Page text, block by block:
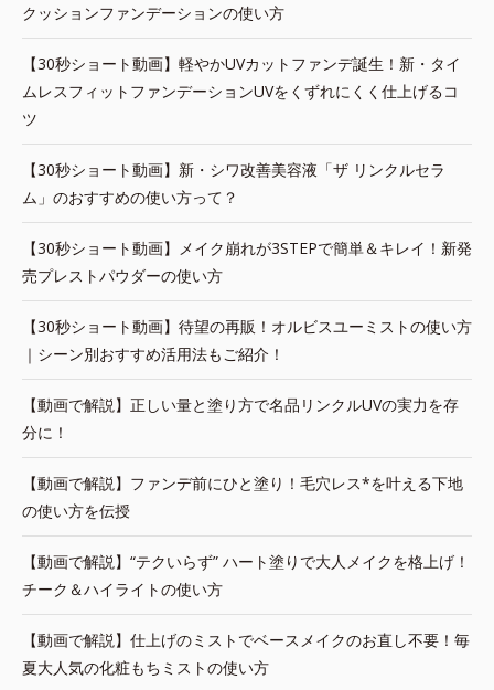
クッションファンデーションの使い方
【30秒ショート動画】軽やかUVカットファンデ誕生！新・タイ
ムレスフィットファンデーションUVをくずれにくく仕上げるコ
ツ
【30秒ショート動画】新・シワ改善美容液「ザ リンクルセラ
ム」のおすすめの使い方って？
【30秒ショート動画】メイク崩れが3STEPで簡単＆キレイ！新発
売プレストパウダーの使い方
【30秒ショート動画】待望の再販！オルビスユーミストの使い方
｜シーン別おすすめ活用法もご紹介！
【動画で解説】正しい量と塗り方で名品リンクルUVの実力を存
分に！
【動画で解説】ファンデ前にひと塗り！毛穴レス*を叶える下地
の使い方を伝授
【動画で解説】“テクいらず” ハート塗りで大人メイクを格上げ！
チーク＆ハイライトの使い方
【動画で解説】仕上げのミストでベースメイクのお直し不要！毎
夏大人気の化粧もちミストの使い方